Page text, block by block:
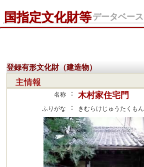
国指定文化財等データベース
登録有形文化財（建造物）
主情報
名称 ： 木村家住宅門
ふりがな ： きむらけじゅうたくもん